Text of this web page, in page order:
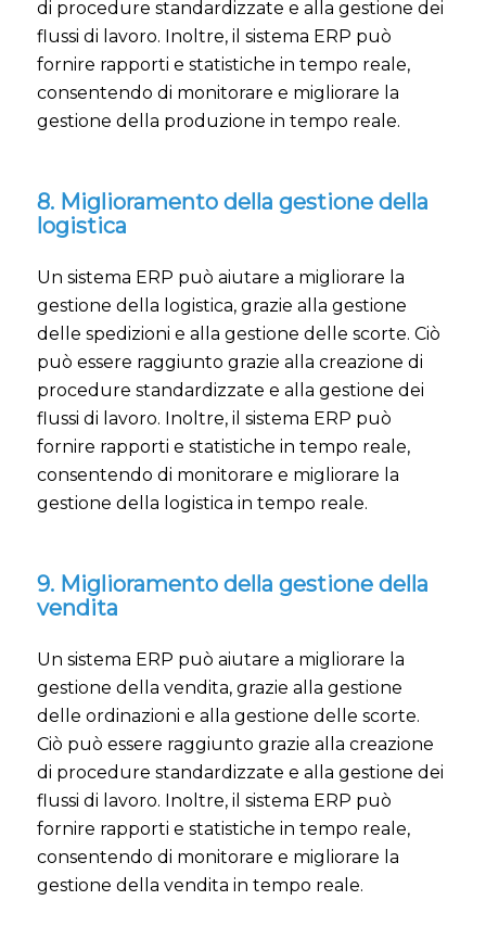
di procedure standardizzate e alla gestione dei
flussi di lavoro. Inoltre, il sistema ERP può
fornire rapporti e statistiche in tempo reale,
consentendo di monitorare e migliorare la
gestione della produzione in tempo reale.
8. Miglioramento della gestione della
logistica
Un sistema ERP può aiutare a migliorare la
gestione della logistica, grazie alla gestione
delle spedizioni e alla gestione delle scorte. Ciò
può essere raggiunto grazie alla creazione di
procedure standardizzate e alla gestione dei
flussi di lavoro. Inoltre, il sistema ERP può
fornire rapporti e statistiche in tempo reale,
consentendo di monitorare e migliorare la
gestione della logistica in tempo reale.
9. Miglioramento della gestione della
vendita
Un sistema ERP può aiutare a migliorare la
gestione della vendita, grazie alla gestione
delle ordinazioni e alla gestione delle scorte.
Ciò può essere raggiunto grazie alla creazione
di procedure standardizzate e alla gestione dei
flussi di lavoro. Inoltre, il sistema ERP può
fornire rapporti e statistiche in tempo reale,
consentendo di monitorare e migliorare la
gestione della vendita in tempo reale.